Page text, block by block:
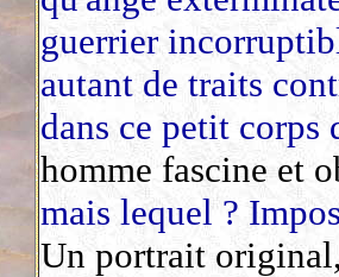
guerrier
autant de traits
dans ce petit corps
homme fascine et
mais lequel ?
Un portrait